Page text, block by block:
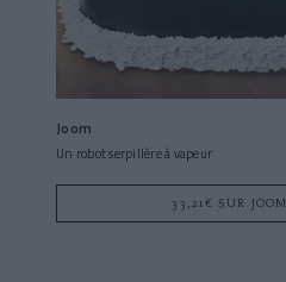
Joom
Un robot serpillère à vapeur
33,21€ SUR JOOM